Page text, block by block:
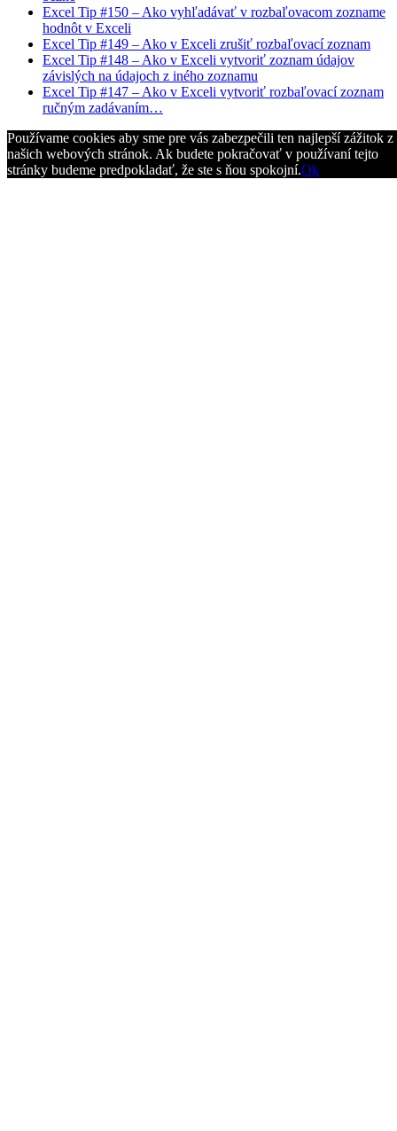
Excel Tip #150 – Ako vyhľadávať v rozbaľovacom zozname
hodnôt v Exceli
Excel Tip #149 – Ako v Exceli zrušiť rozbaľovací zoznam
Excel Tip #148 – Ako v Exceli vytvoriť zoznam údajov
závislých na údajoch z iného zoznamu
Excel Tip #147 – Ako v Exceli vytvoriť rozbaľovací zoznam
ručným zadávaním…
Používame cookies aby sme pre vás zabezpečili ten najlepší zážitok z
našich webových stránok. Ak budete pokračovať v používaní tejto
stránky budeme predpokladať, že ste s ňou spokojní.Ok